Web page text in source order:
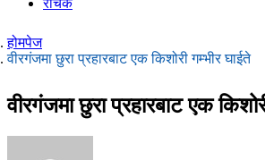
रोचक
होमपेज
वीरगंजमा छुरा प्रहारबाट एक किशोरी गम्भीर घाईते
वीरगंजमा छुरा प्रहारबाट एक